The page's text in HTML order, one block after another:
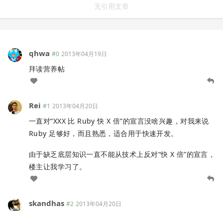
无引用文章
qhwa #0 2013年04月19日
拜读营养帖
Rei #1 2013年04月20日
一直对“XXX 比 Ruby 快 X 倍”的宣言没啥兴趣，对我来说
Ruby 足够好，而且熟悉，适合用于快速开发。
由于缺乏底层知识一直不能从技术上反对“快 X 倍”的宣言，
楼主让我学习了。
skandhas #2 2013年04月20日